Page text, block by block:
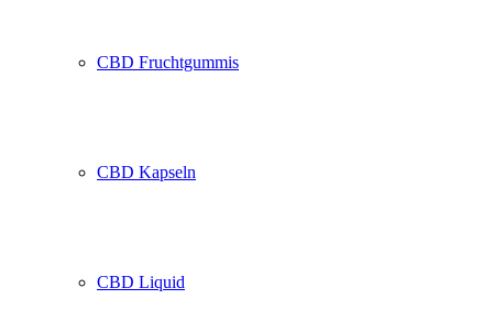
CBD Fruchtgummis
CBD Kapseln
CBD Liquid